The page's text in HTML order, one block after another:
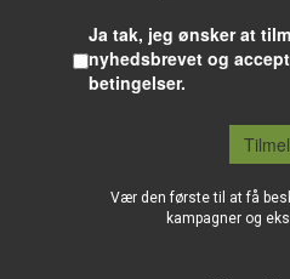
Ja tak, jeg ønsker at
nyhedsbrevet og
betingelser.
Vær den første til at få
kampagner og